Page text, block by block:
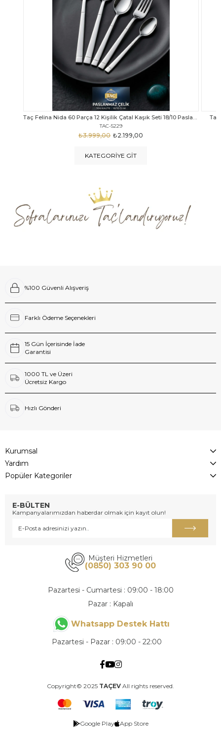
Taç Calista Tivoli 72 Parça 12 Kişilik Çatal Kaşık Bıçak Seti
TAC-5040
₺2.999,00
₺4.289,00
Taç
KATEGORIYE GIT
%100 Güvenli Alışveriş
Farklı Ödeme Seçenekleri
15 Gün İçerisinde İade
Garantisi
1000 TL ve Üzeri
Ücretsiz Kargo
Hızlı Gönderi
Kurumsal
Yardım
Popüler Kategoriler
E-BÜLTEN
Kampanyalarımızdan haberdar olmak için kayıt olun!
Müşteri Hizmetleri
(0850) 303 90 00
Pazartesi - Cumartesi : 09:00 - 18:00
Pazar : Kapalı
Whatsapp Destek Hattı
Pazartesi - Pazar : 09:00 - 22:00
Copyright© 2025 TAÇEV All rights reserved.
Google Play App Store